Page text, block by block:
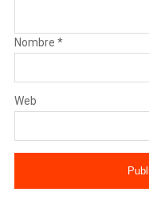
Nombre *
Web